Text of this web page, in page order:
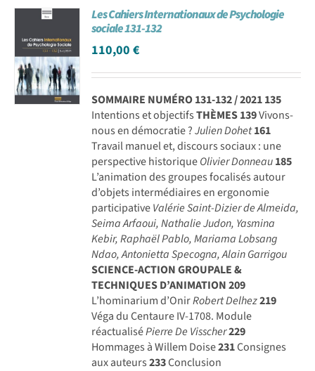
Achat en ligne
Panier WooCommerce
Les Cahiers Internationaux de Psychologie
sociale 131-132
110,00€
SOMMAIRE NUMÉRO 131-132 / 2021135
Intentions et objectifsTHÈMES139Vivons-
nous en démocratie ?Julien Dohet161
Travail manuel et, discours sociaux : une
perspective historiqueOlivier Donneau185
L’animation des groupes focalisés autour
d’objets intermédiaires en ergonomie
participativeValérie Saint-Dizier de Almeida,
Seima Arfaoui, Nathalie Judon, Yasmina
Kebir, Raphaël Pablo, Mariama Lobsang
Ndao, Antonietta Specogna, Alain Garrigou
SCIENCE-ACTION GROUPALE &
TECHNIQUES D’ANIMATION209
L’hominarium d’OnirRobert Delhez219
Véga du Centaure IV-1708. Module
réactualiséPierre De Visscher229
Hommages à Willem Doise231Consignes
aux auteurs233Conclusion